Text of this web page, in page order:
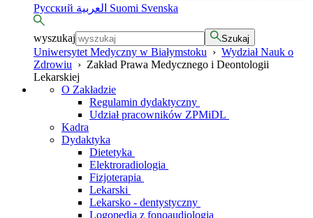
Русский
Suomi Svenska
wyszukaj Szukaj
Uniwersytet Medyczny w Białymstoku › Wydział Nauk o
Zdrowiu › Zakład Prawa Medycznego i Deontologii
Lekarskiej
O Zakładzie
Regulamin dydaktyczny
Udział pracowników ZPMiDL
Kadra
Dydaktyka
Dietetyka
Elektroradiologia
Fizjoterapia
Lekarski
Lekarsko - dentystyczny
Logopedia z fonoaudiologią